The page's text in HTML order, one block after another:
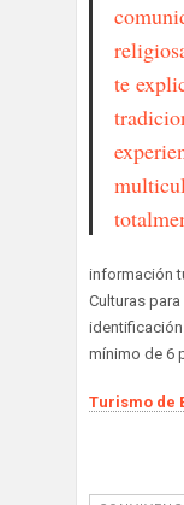
te
información
Culturas
mínimo de 6
Turismo de